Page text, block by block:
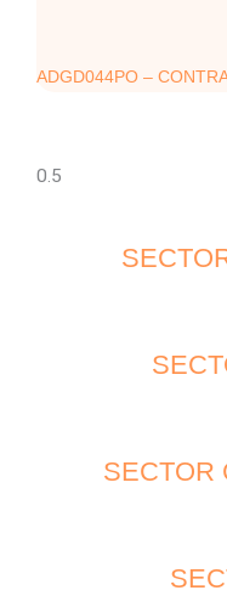
ADGD044PO –
SECTOR